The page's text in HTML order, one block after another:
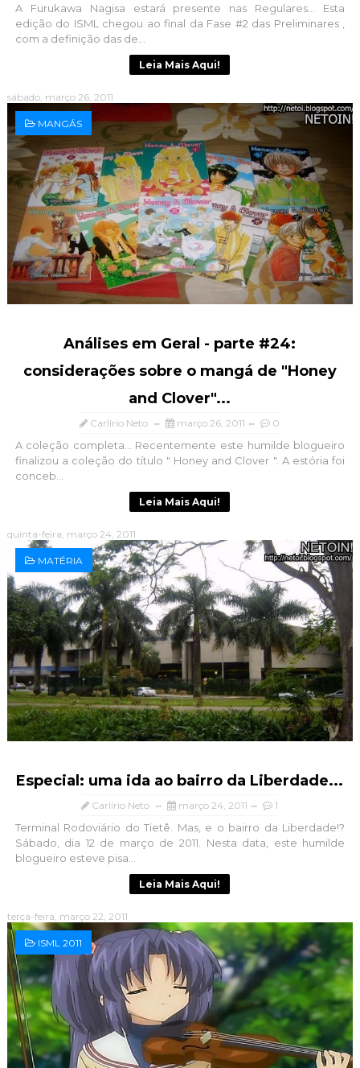
A Furukawa Nagisa estará presente nas Regulares... Esta
edição do ISML chegou ao final da Fase #2 das Preliminares ,
com a definição das de...
Leia Mais Aqui!
sábado, março 26, 2011
MANGÁS
Análises em Geral - parte #24:
considerações sobre o mangá de "Honey
and Clover"...
Carlírio Neto março 26, 2011 0
A coleção completa... Recentemente este humilde blogueiro
finalizou a coleção do título " Honey and Clover ". A estória foi
conceb...
Leia Mais Aqui!
quinta-feira, março 24, 2011
MATÉRIA
Especial: uma ida ao bairro da Liberdade...
Carlírio Neto março 24, 2011 1
Terminal Rodoviário do Tietê. Mas, e o bairro da Liberdade!?
Sábado, dia 12 de março de 2011. Nesta data, este humilde
blogueiro esteve pisa...
Leia Mais Aqui!
terça-feira, março 22, 2011
ISML 2011